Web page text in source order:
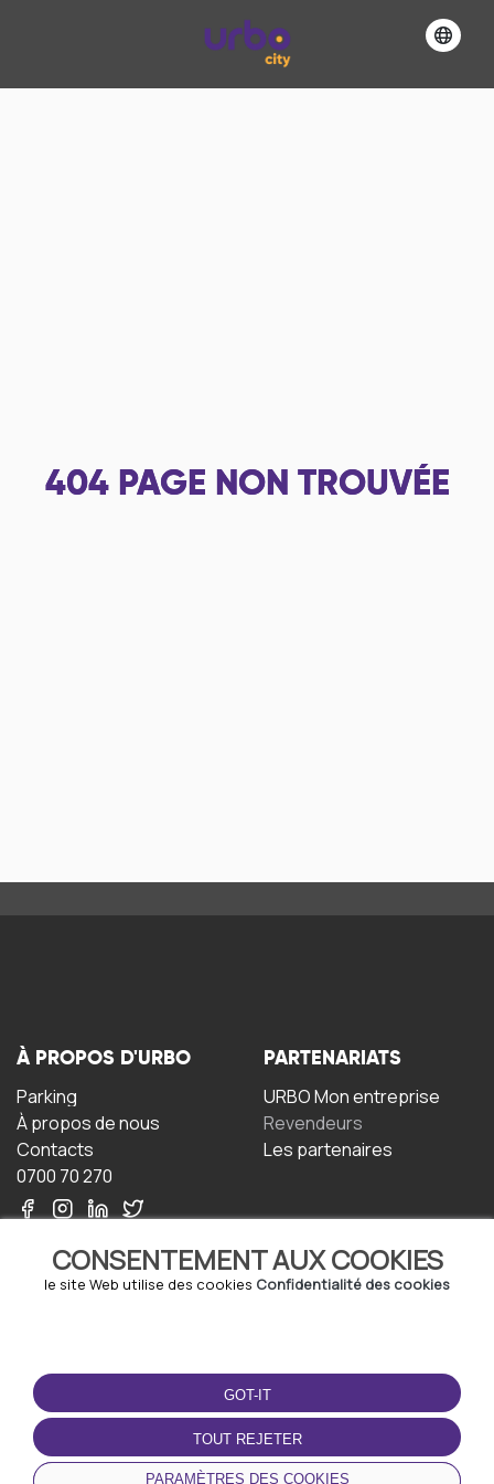
404 PAGE NON TROUVÉE
CONSENTEMENT AUX COOKIES
le site Web utilise des cookies Confidentialité des cookies
GOT-IT
TOUT REJETER
PARAMÈTRES DES COOKIES
À PROPOS D'URBO
Parking
À propos de nous
Contacts
0700 70 270
PARTENARIATS
URBO Mon entreprise
Revendeurs
Les partenaires
TERMS-OF-USE
Termes et conditions
Politique de confidentialité
Politique relative aux
cookies
TÉLÉCHARGEZ
L'APPLICATION